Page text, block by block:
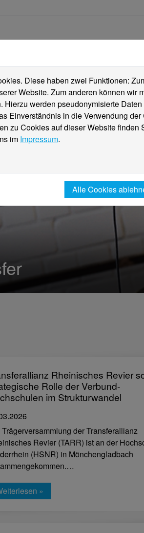
Rheinisches Revier
Rolle der Verbund-
im Strukturwandel
der Transferallianz
Revier (TARR) ist an der
(HSNR) in Mönchengladbach
»
Diese haben zwei Funktionen:
Website. Zum anderen können wir
Hierzu werden pseudonymisierte
Einverständnis in die Verwendung
zu Cookies auf dieser Website finden
im Impressum.
Alle Cookies